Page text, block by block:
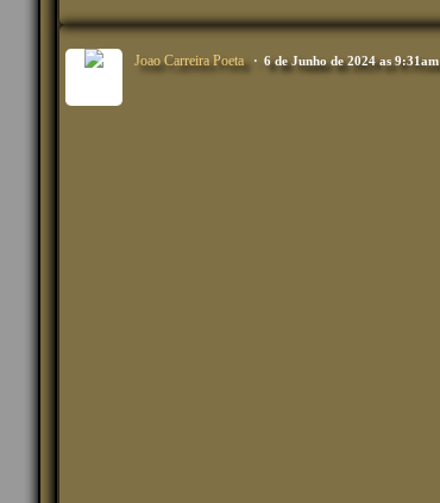
Joao Carreira Poeta 6 de Junho de 2024 as 9:31am